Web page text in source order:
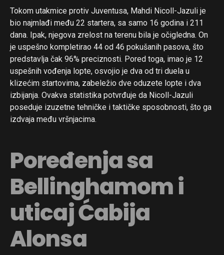
Tokom utakmice protiv Juventusa, Mahdi Nicoll-Jazuli je
bio najmlađi među 22 startera, sa samo 16 godina i 211
dana. Ipak, njegova zrelost na terenu bila je očigledna. On
je uspešno kompletirao 44 od 46 pokušanih pasova, što
predstavlja čak 96% preciznosti. Pored toga, imao je 12
uspešnih vođenja lopte, osvojio je dva od tri duela u
klizećim startovima, zabeležio dve oduzete lopte i dva
izbijanja. Ovakva statistika potvrđuje da Nicoll-Jazuli
poseduje izuzetne tehničke i taktičke sposobnosti, što ga
izdvaja među vršnjacima.
Poređenja sa
Bellinghamom i
uticaj Ćabija
Alonsa